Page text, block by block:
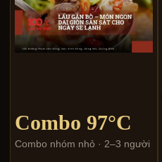
Combo 97°C
Combo nhóm nhỏ · 2–3 người